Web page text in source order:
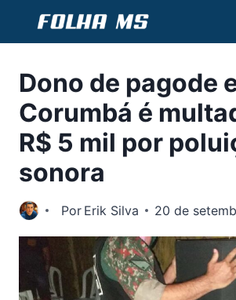
Conteúdo
Dono de pagode
Corumbá é
R$ 5 mil por
sonora
Por Erik Silva 20 de